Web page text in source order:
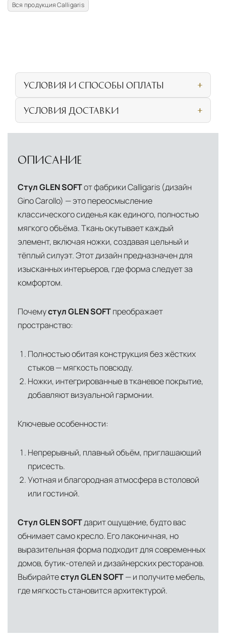
Вся продукция Calligaris
УСЛОВИЯ И СПОСОБЫ ОПЛАТЫ
личном посещении нашего салона
Безналичная оплата по счёту для
Дистанционная оплата по QR-коду через
Индивидуальные условия для крупных
проектов, включая оплату по банковской
гарантии
УСЛОВИЯ ДОСТАВКИ
Прямая доставка из Европы
Италии, откуда осуществляется прямое
снабжение мебелью, дверными конструкциями
и осветительными приборами. Это позволяет
нам гарантировать качество товара на всех
этапах транспортировки и исключить
посредников.
Собственные складские комплексыМы
располагаем принадлежащими нам
товары в надлежащих климатических
условиях. Наличие собственной
доставки и обеспечить полный контроль над
сохранностью продукции.
Глобальная сеть распределительных
Помимо Москвы, мы располагаем
международных хабах:
Дубай, ОАЭ
Ближнего Востока и Азии
Средиземноморского региона
Лондон, Великобритания—
логистический хаб для европейского рынка
США— центр доставки для
североамериканского сегмента
ОПИСАНИЕ
Стул GLEN SOFTот фабрики Calligaris (дизайн
Gino Carollo) — это переосмысление
классического сиденья как единого, полностью
мягкого объёма. Ткань окутывает каждый
элемент, включая ножки, создавая цельный и
тёплый силуэт. Этот дизайн предназначен для
изысканных интерьеров, где форма следует за
комфортом.
Почемустул GLEN SOFTпреображает
пространство:
Полностью обитая конструкция без жёстких
стыков — мягкость повсюду.
Ножки, интегрированные в тканевое покрытие,
добавляют визуальной гармонии.
Ключевые особенности:
Непрерывный, плавный объём, приглашающий
присесть.
Уютная и благородная атмосфера в столовой
или гостиной.
Стул GLEN SOFTдарит ощущение, будто вас
обнимает само кресло. Его лаконичная, но
выразительная форма подходит для современных
домов, бутик-отелей и дизайнерских ресторанов.
Выбирайтестул GLEN SOFT— и получите мебель,
где мягкость становится архитектурой.